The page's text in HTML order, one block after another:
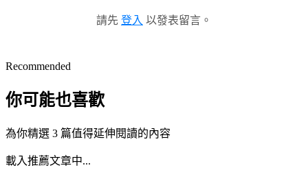
請先 登入 以發表留言。
Recommended
你可能也喜歡
為你精選 3 篇值得延伸閱讀的內容
載入推薦文章中...